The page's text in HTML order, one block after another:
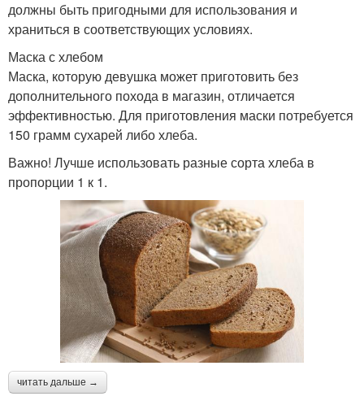
должны быть пригодными для использования и
храниться в соответствующих условиях.
Маска с хлебом
Маска, которую девушка может приготовить без
дополнительного похода в магазин, отличается
эффективностью. Для приготовления маски потребуется
150 грамм сухарей либо хлеба.
Важно! Лучше использовать разные сорта хлеба в
пропорции 1 к 1.
читать дальше →